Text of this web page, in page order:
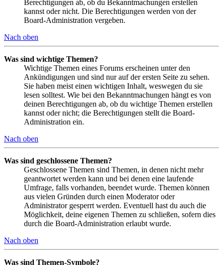
Berechtigungen ab, ob du Bekanntmachungen erstellen
kannst oder nicht. Die Berechtigungen werden von der
Board-Administration vergeben.
Nach oben
Was sind wichtige Themen?
Wichtige Themen eines Forums erscheinen unter den
Ankündigungen und sind nur auf der ersten Seite zu sehen.
Sie haben meist einen wichtigen Inhalt, weswegen du sie
lesen solltest. Wie bei den Bekanntmachungen hängt es von
deinen Berechtigungen ab, ob du wichtige Themen erstellen
kannst oder nicht; die Berechtigungen stellt die Board-
Administration ein.
Nach oben
Was sind geschlossene Themen?
Geschlossene Themen sind Themen, in denen nicht mehr
geantwortet werden kann und bei denen eine laufende
Umfrage, falls vorhanden, beendet wurde. Themen können
aus vielen Gründen durch einen Moderator oder
Administrator gesperrt werden. Eventuell hast du auch die
Möglichkeit, deine eigenen Themen zu schließen, sofern dies
durch die Board-Administration erlaubt wurde.
Nach oben
Was sind Themen-Symbole?